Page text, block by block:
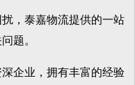
，泰嘉物流提供的一站
题。
企业，拥有丰富的经验